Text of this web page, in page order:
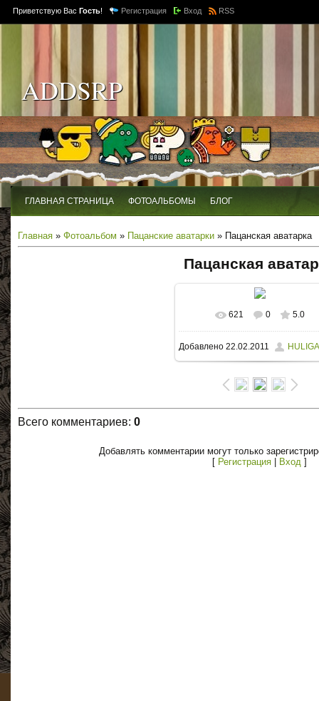
Приветствую Вас Гость! Регистрация Вход RSS
ADDSRP
ГЛАВНАЯ СТРАНИЦА ФОТОАЛЬБОМЫ БЛОГ
Главная » Фотоальбом » Пацанские аватарки » Пацанская аватарка
Пацанская
621 0 5.0
Добавлено 22.02.2011
Всего комментариев: 0
Добавлять комментарии могут только
[ Регистрация Вход ]